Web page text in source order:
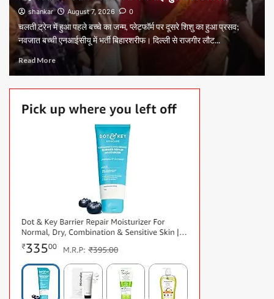
shankar August 7, 2026 0
चलती ट्रेन में हुआ पहले बच्चे का जन्म, प्लेटफॉर्म पर दूसरे शिशु का हुआ प्रसव;
नवजात बच्ची एनआईसीयू में भर्ती बिहारशरीफ। दिल्ली से राजगीर लौट...
Read More